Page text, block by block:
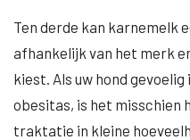
Ten derde kan karnemelk
afhankelijk van het merk
kiest. Als uw hond
obesitas, is het misschien
traktatie in kleine